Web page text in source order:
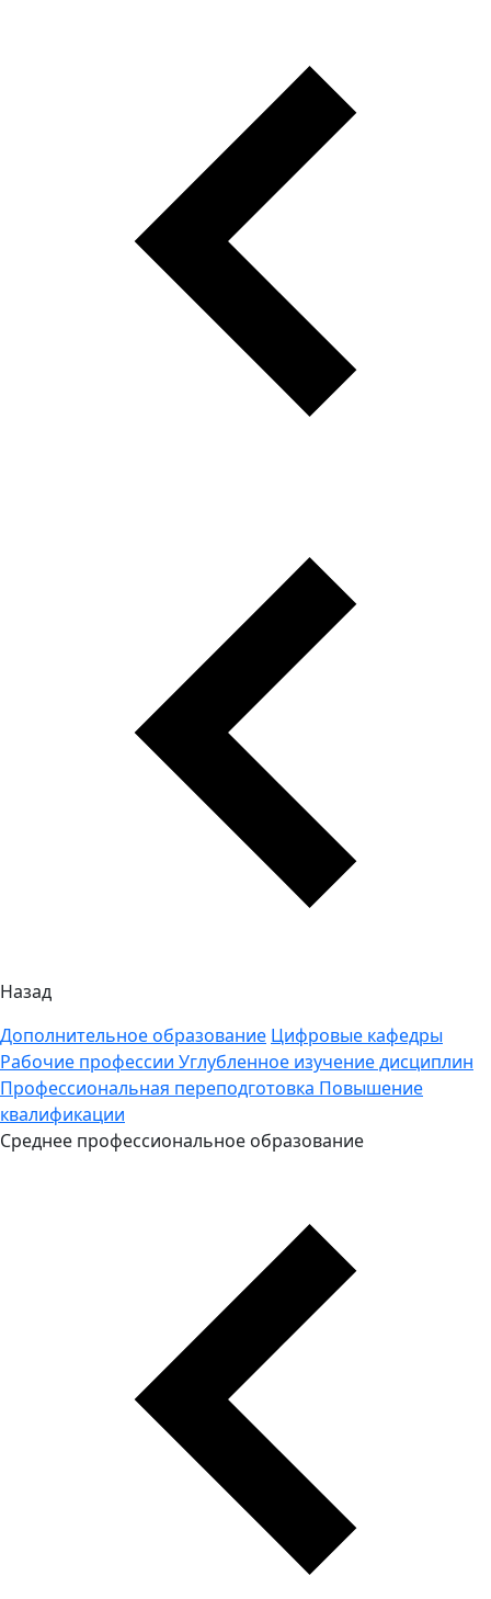
Назад
Дополнительное образование Цифровые кафедры
Рабочие профессии Углубленное изучение дисциплин
Профессиональная переподготовка Повышение
квалификации
Среднее профессиональное образование